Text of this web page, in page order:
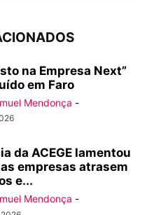
na Empresa Next”
em Faro
Mendonça -
da ACEGE lamentou
empresas atrasem
e...
Mendonça -